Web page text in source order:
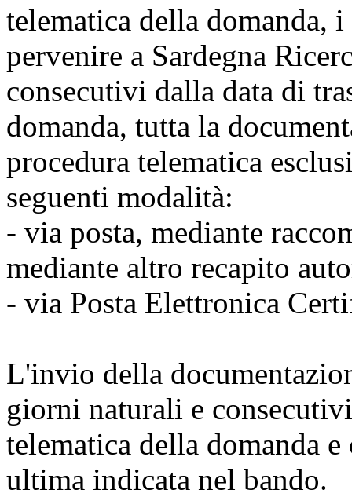
telematica della domanda,
pervenire a Sardegna
consecutivi dalla data di
domanda, tutta la
procedura telematica
seguenti modalità:
- via posta, mediante
mediante altro recapito
- via Posta Elettronica
L'invio della
giorni naturali e
telematica della domanda
ultima indicata nel bando.